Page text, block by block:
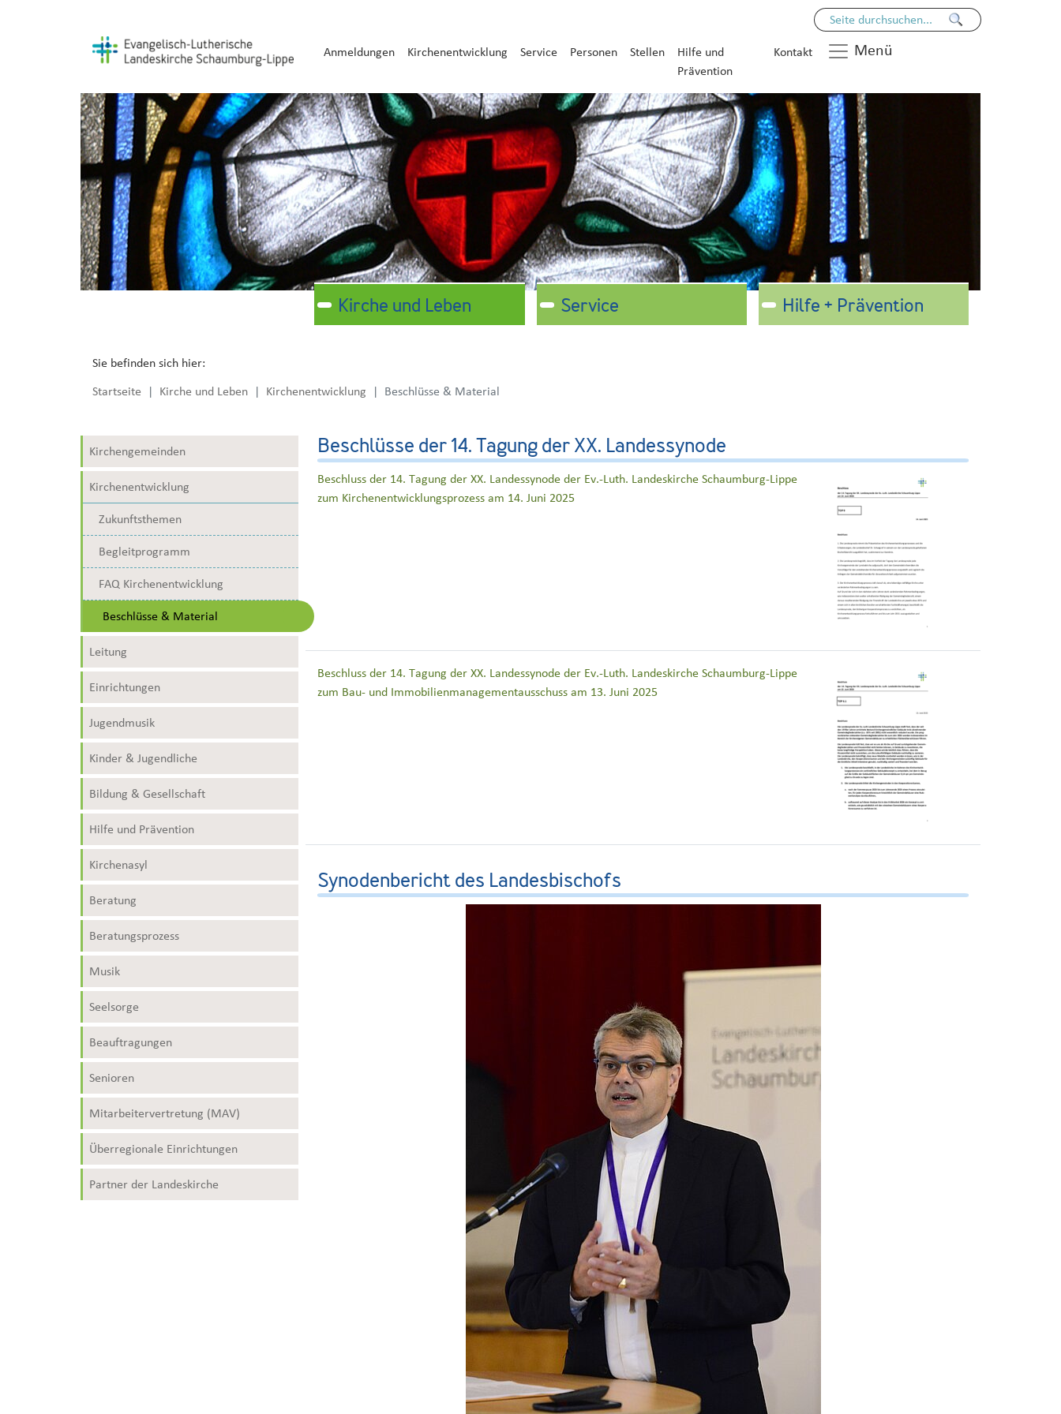
Anmeldungen Kirchenentwicklung Service Personen Stellen
Hilfe und
Prävention
Kontakt Menü
Kirche und Leben Service Hilfe + Prävention
Sie befinden sich hier:
Startseite Kirche und Leben Kirchenentwicklung Beschlüsse & Material
Kirchengemeinden
Kirchenentwicklung
Zukunftsthemen
Begleitprogramm
FAQ Kirchenentwicklung
Beschlüsse & Material
Leitung
Einrichtungen
Jugendmusik
Kinder & Jugendliche
Bildung & Gesellschaft
Hilfe und Prävention
Kirchenasyl
Beratung
Beratungsprozess
Musik
Seelsorge
Beauftragungen
Senioren
Mitarbeitervertretung (MAV)
Überregionale Einrichtungen
Partner der Landeskirche
Beschlüsse der 14. Tagung der XX. Landessynode
Beschluss der 14. Tagung der XX. Landessynode der Ev.-Luth. Landeskirche Schaumburg-Lippe
zum Kirchenentwicklungsprozess am 14. Juni 2025
Beschluss der 14. Tagung der XX. Landessynode der Ev.-Luth. Landeskirche Schaumburg-Lippe
zum Bau- und Immobilienmanagementausschuss am 13. Juni 2025
Synodenbericht des Landesbischofs